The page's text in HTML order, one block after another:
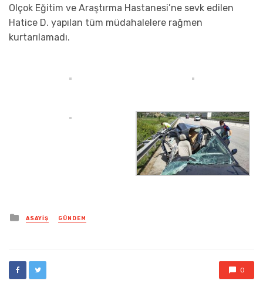
Olçok Eğitim ve Araştırma Hastanesi’ne sevk edilen
Hatice D. yapılan tüm müdahalelere rağmen
kurtarılamadı.
Posted
in
ASAYIŞ GÜNDEM
0